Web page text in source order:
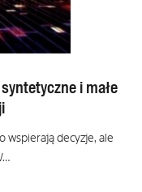
i małe
wspierają decyzje, ale